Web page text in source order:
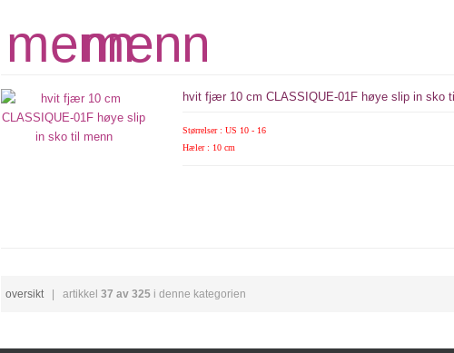
hvit fjær 10 cm CLASSIQUE-01F høye slip in sko
Størrelser : US 10 - 16
Hæler : 10 cm
oversikt| artikkel 37 av 325 i denne kategorien